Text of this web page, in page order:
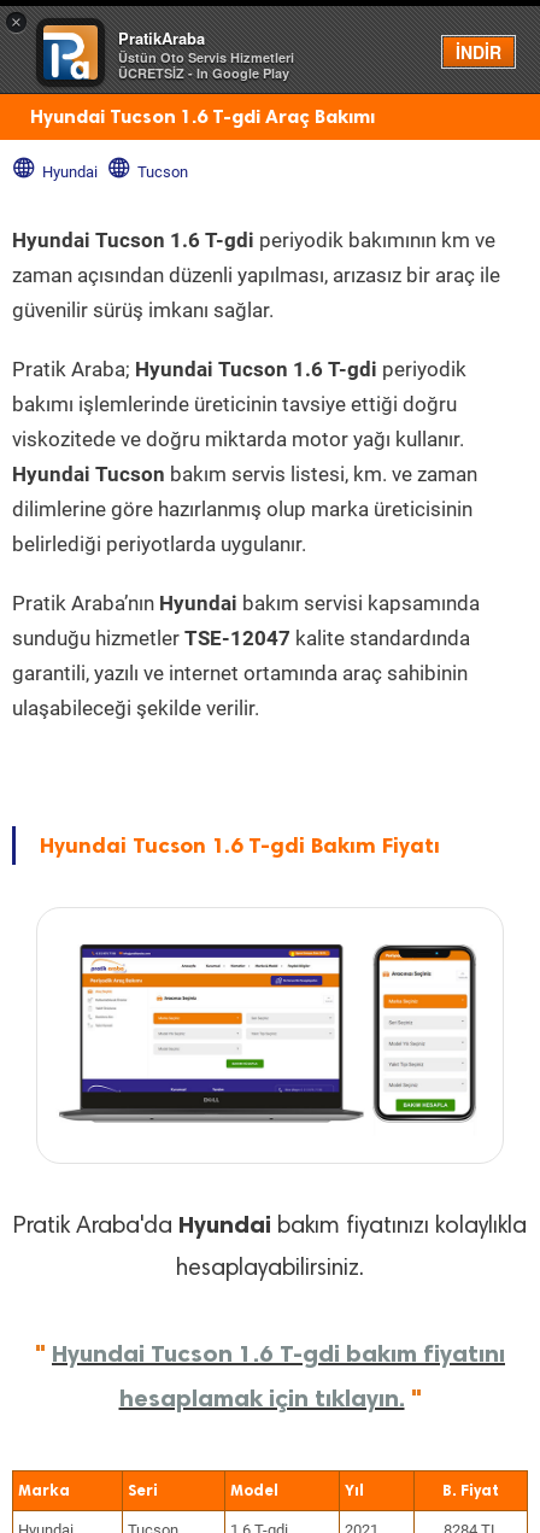
×
PratikAraba
Üstün Oto Servis Hizmetleri
ÜCRETSİZ - In Google Play
İNDİR
Menü
Hyundai Tucson 1.6 T-gdi Araç Bakımı
Hyundai Tucson
Hyundai Tucson 1.6 T-gdi periyodik bakımının km ve
zaman açısından düzenli yapılması, arızasız bir araç ile
güvenilir sürüş imkanı sağlar.
Pratik Araba; Hyundai Tucson 1.6 T-gdi periyodik
bakımı işlemlerinde üreticinin tavsiye ettiği doğru
viskozitede ve doğru miktarda motor yağı kullanır.
Hyundai Tucson bakım servis listesi, km. ve zaman
dilimlerine göre hazırlanmış olup marka üreticisinin
belirlediği periyotlarda uygulanır.
Pratik Araba’nın Hyundai bakım servisi kapsamında
sunduğu hizmetler TSE-12047 kalite standardında
garantili, yazılı ve internet ortamında araç sahibinin
ulaşabileceği şekilde verilir.
Hyundai Tucson 1.6 T-gdi Bakım Fiyatı
Pratik Araba'da Hyundai bakım fiyatınızı kolaylıkla
hesaplayabilirsiniz.
" Hyundai Tucson 1.6 T-gdi bakım fiyatını
hesaplamak için tıklayın. "
Marka Seri Model Yıl